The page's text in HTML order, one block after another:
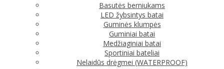
Basutės berniukams
LED žybsintys batai
Guminės klumpės
Guminiai batai
Medžiaginiai batai
Sportiniai bateliai
Nelaidūs drėgmei (WATERPROOF)